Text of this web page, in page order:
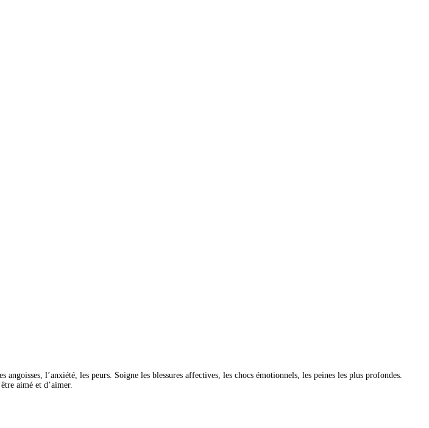
l’anxiété, les peurs. Soigne les blessures affectives, les chocs émotionnels, les peines les plus profondes.
aimé et d’aimer.